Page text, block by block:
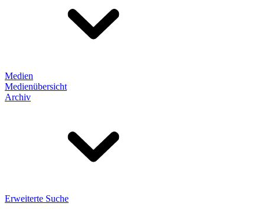
Medien
Medienübersicht
Archiv
Erweiterte Suche